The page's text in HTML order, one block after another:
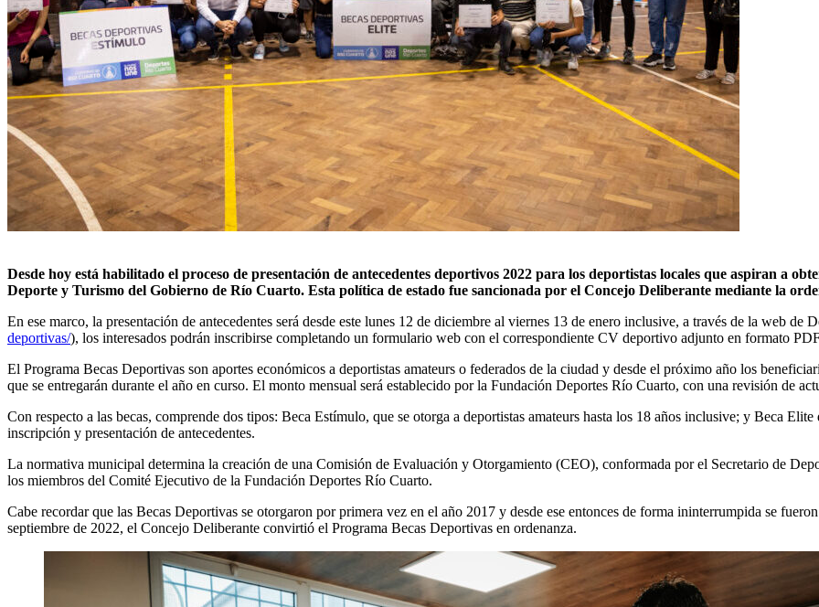
Desde hoy está habilitado el proceso de presentación de antecedentes deportivos 2022 para los deportistas locales que aspiran a
Deporte y Turismo del Gobierno de Río Cuarto. Esta política de estado fue sancionada por el Concejo Deliberante mediante la
En ese marco, la presentación de antecedentes será desde este lunes 12 de diciembre al viernes 13 de enero inclusive, a través de la web de
deportivas/), los interesados podrán inscribirse completando un formulario web con el correspondiente CV deportivo adjunto en formato
El Programa Becas Deportivas son aportes económicos a deportistas amateurs o federados de la ciudad y desde el próximo año los
que se entregarán durante el año en curso. El monto mensual será establecido por la Fundación Deportes Río Cuarto, con una revisión de
Con respecto a las becas, comprende dos tipos: Beca Estímulo, que se otorga a deportistas amateurs hasta los 18 años inclusive; y Beca
inscripción y presentación de antecedentes.
La normativa municipal determina la creación de una Comisión de Evaluación y Otorgamiento (CEO), conformada por el Secretario de
los miembros del Comité Ejecutivo de la Fundación Deportes Río Cuarto.
Cabe recordar que las Becas Deportivas se otorgaron por primera vez en el año 2017 y desde ese entonces de forma ininterrumpida se
septiembre de 2022, el Concejo Deliberante convirtió el Programa Becas Deportivas en ordenanza.